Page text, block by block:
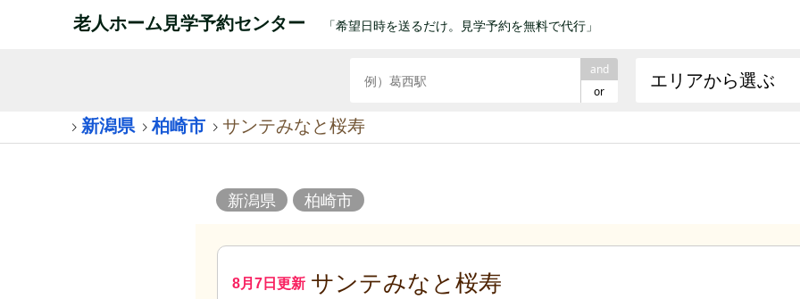
老人ホーム見学予約センター 「希望日時を送るだけ。見学予約を無料で代行」
and
or
エリアから選ぶ
新潟県
柏崎市 サンテみなと桜寿
新潟県 柏崎市
8月7日更新 サンテみなと桜寿